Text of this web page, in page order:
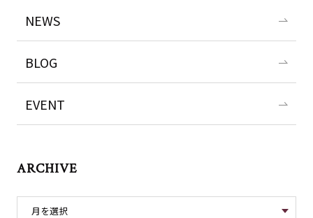
NEWS
BLOG
EVENT
ARCHIVE